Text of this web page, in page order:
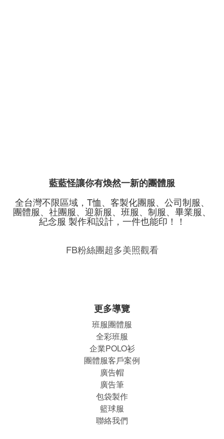
藍藍怪讓你有煥然一新的團體服
全台灣不限區域，T恤、客製化團服、公司制服、
團體服、社團服、迎新服、班服、制服、畢業服、
紀念服 製作和設計，一件也能印！！
FB粉絲團超多美照觀看
更多導覽
班服團體服
全彩班服
企業POLO衫
團體服客戶案例
廣告帽
廣告筆
包袋製作
籃球服
聯絡我們